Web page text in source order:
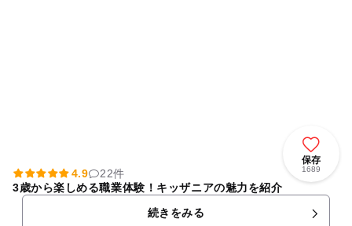
保存
1689
4.9
22件
3歳から楽しめる職業体験！キッザニアの魅力を紹介
続きをみる